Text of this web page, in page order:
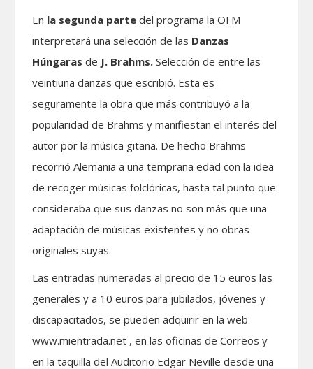
En la segunda parte del programa la OFM
interpretará una selección de las Danzas
Húngarasde J. Brahms.Selección de entre las
veintiuna danzas que escribió. Esta es
seguramente la obra que más contribuyó a la
popularidad de Brahms y manifiestan el interés del
autor por la música gitana. De hecho Brahms
recorrió Alemania a una temprana edad con la idea
de recoger músicas folclóricas, hasta tal punto que
consideraba que sus danzas no son más que una
adaptación de músicas existentes y no obras
originales suyas.
Las entradas numeradas al precio de 15 euros las
generales y a 10 euros para jubilados, jóvenes y
discapacitados, se pueden adquirir en la web
www.mientrada.net , en las oficinas de Correos y
en la taquilla del Auditorio Edgar Neville desde una